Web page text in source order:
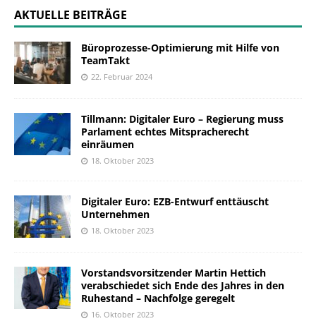
AKTUELLE BEITRÄGE
Büroprozesse-Optimierung mit Hilfe von
TeamTakt
22. Februar 2024
Tillmann: Digitaler Euro – Regierung muss
Parlament echtes Mitspracherecht
einräumen
18. Oktober 2023
Digitaler Euro: EZB-Entwurf enttäuscht
Unternehmen
18. Oktober 2023
Vorstandsvorsitzender Martin Hettich
verabschiedet sich Ende des Jahres in den
Ruhestand – Nachfolge geregelt
16. Oktober 2023